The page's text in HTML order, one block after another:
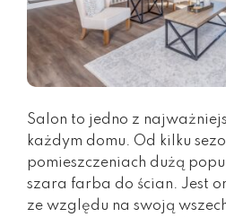
Salon to jedno z
każdym domu. Od kilku
pomieszczeniach dużą
szara farba do ścian. Jest
ze względu na swoją